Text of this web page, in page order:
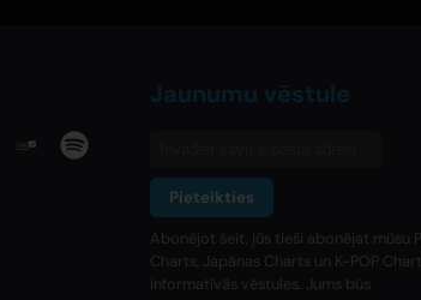
Jaunumu vēstule
Pieteikties
Abonējot šeit, jūs tieši abonējat mūsu
Charts, Japānas Charts un K-POP
informatīvās vēstules. Jums būs